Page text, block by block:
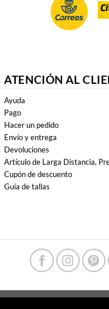
ATENCIÓN AL
Ayuda
Pago
Hacer un pedido
Envío y entrega
Devoluciones
Artículo de Larga Distancia,
Cupón de descuento
Guía de tallas